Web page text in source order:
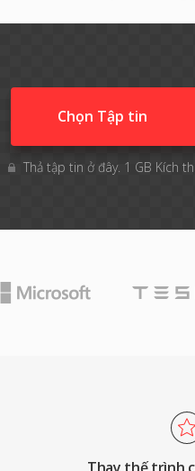
Chọn Tập tin
Thả tập tin ở đây. 1 GB Kích